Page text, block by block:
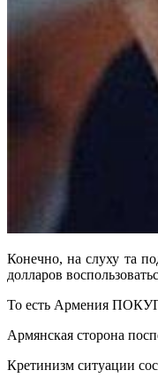
Конечно, на слуху та
долларов
То есть Армения
Армянская сторона
Кретинизм ситуации